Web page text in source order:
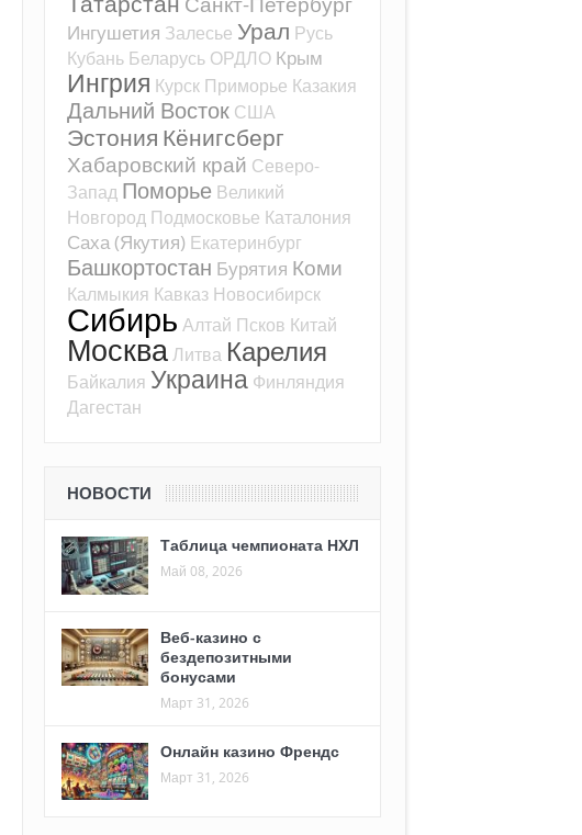
Ингушетия Залесье Урал Русь
Кубань Беларусь ОРДЛО Крым
Ингрия Курск Приморье Казакия
Дальний Восток США
Эстония Кёнигсберг
Хабаровский край Северо-
Запад Поморье Великий
Новгород Подмосковье Каталония
Саха (Якутия) Екатеринбург
Башкортостан Бурятия Коми
Калмыкия Кавказ Новосибирск
Сибирь Алтай Псков Китай
МоскваЛитва Карелия
Байкалия Украина Финляндия
Дагестан
НОВОСТИ
Таблица чемпионата НХЛ
Май 08, 2026
Веб-казино с
бездепозитными
бонусами
Март 31, 2026
Онлайн казино Френдс
Март 31, 2026